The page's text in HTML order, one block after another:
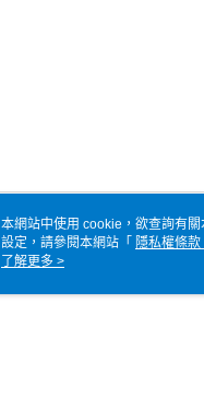
本網站中使用 cookie，欲查詢有
設定，請參閱本網站「 隱私權條款
使用 cookie。
了解更多 >